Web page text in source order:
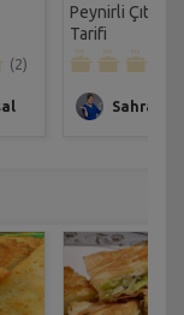
(2)
Peynirli Çıtır
Tarifi
Sahrap